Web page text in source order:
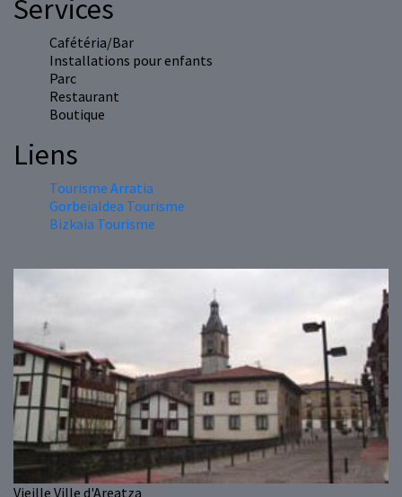
Services
Cafétéria/Bar
Installations pour enfants
Parc
Restaurant
Boutique
Liens
Tourisme Arratia
Gorbeialdea Tourisme
Bizkaia Tourisme
Vieille Ville d'Areatza